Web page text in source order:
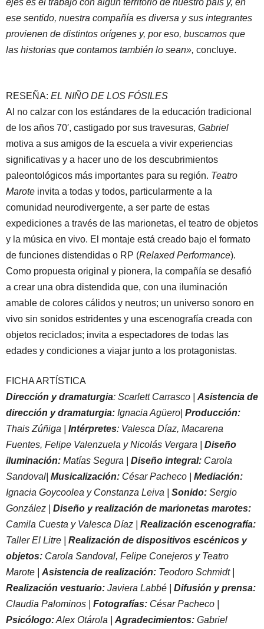
ejes es el trabajo con algún territorio de nuestro país y, en
ese sentido, nuestra compañía es diversa y sus integrantes
provienen de distintos orígenes y, por eso, buscamos que
las historias que contamos también lo sean», concluye.
RESEÑA: EL NIÑO DE LOS FÓSILES
Al no calzar con los estándares de la educación tradicional
de los años 70′, castigado por sus travesuras, Gabriel
motiva a sus amigos de la escuela a vivir experiencias
significativas y a hacer uno de los descubrimientos
paleontológicos más importantes para su región. Teatro
Marote invita a todas y todos, particularmente a la
comunidad neurodivergente, a ser parte de estas
expediciones a través de las marionetas, el teatro de objetos
y la música en vivo. El montaje está creado bajo el formato
de funciones distendidas o RP (Relaxed Performance).
Como propuesta original y pionera, la compañía se desafió
a crear una obra distendida que, con una iluminación
amable de colores cálidos y neutros; un universo sonoro en
vivo sin sonidos estridentes y una escenografía creada con
objetos reciclados; invita a espectadores de todas las
edades y condiciones a viajar junto a los protagonistas.
FICHA ARTÍSTICA
Dirección y dramaturgia: Scarlett Carrasco | Asistencia de
dirección y dramaturgia: Ignacia Agüero| Producción:
Thais Zúñiga | Intérpretes: Valesca Díaz, Macarena
Fuentes, Felipe Valenzuela y Nicolás Vergara | Diseño
iluminación: Matías Segura | Diseño integral: Carola
Sandoval| Musicalización: César Pacheco | Mediación:
Ignacia Goycoolea y Constanza Leiva | Sonido: Sergio
González | Diseño y realización de marionetas marotes:
Camila Cuesta y Valesca Díaz | Realización escenografía:
Taller El Litre | Realización de dispositivos escénicos y
objetos: Carola Sandoval, Felipe Conejeros y Teatro
Marote | Asistencia de realización: Teodoro Schmidt |
Realización vestuario: Javiera Labbé | Difusión y prensa:
Claudia Palominos | Fotografías: César Pacheco |
Psicólogo:Alex Otárola | Agradecimientos: Gabriel